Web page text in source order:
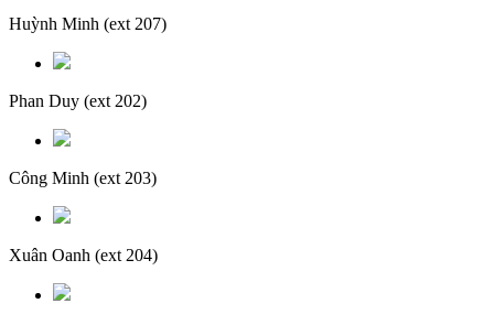
Huỳnh Minh (ext 207)
Phan Duy (ext 202)
Công Minh (ext 203)
Xuân Oanh (ext 204)